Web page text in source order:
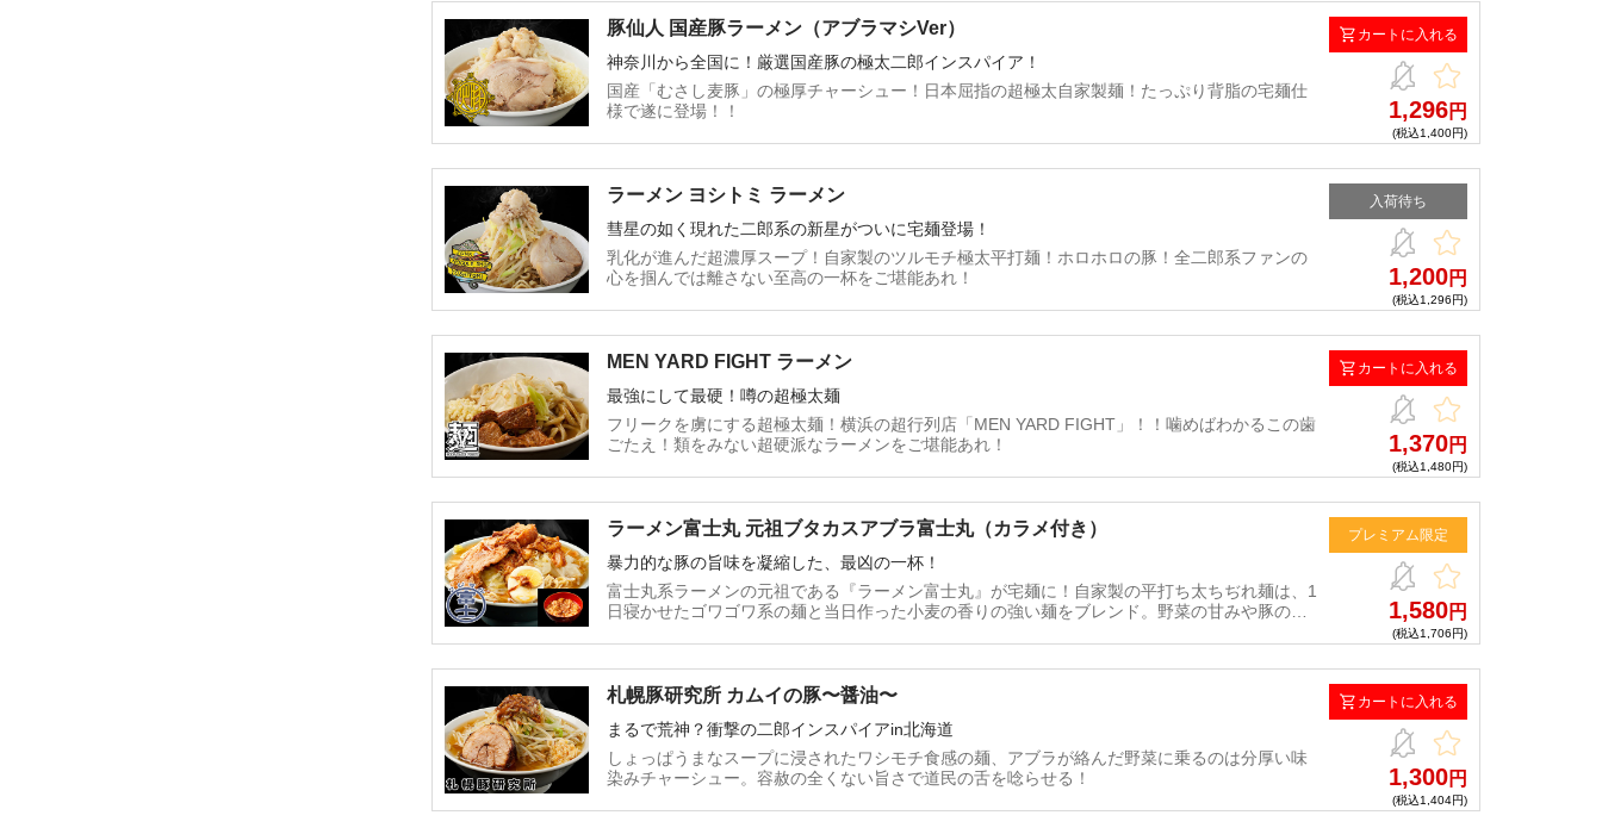
カートに入れる
豚仙人 国産豚ラーメン（アブラマシVer）
神奈川から全国に！厳選国産豚の極太二郎インスパイア！
国産「むさし麦豚」の極厚チャーシュー！日本屈指の超極太自家製麺！たっぷり背脂の宅麺仕
様で遂に登場！！
1,296円
(税込1,400円)
入荷待ち
ラーメン ヨシトミ ラーメン
彗星の如く現れた二郎系の新星がついに宅麺登場！
乳化が進んだ超濃厚スープ！自家製のツルモチ極太平打麺！ホロホロの豚！全二郎系ファンの
心を掴んでは離さない至高の一杯をご堪能あれ！
1,200円
(税込1,296円)
カートに入れる
MEN YARD FIGHT ラーメン
最強にして最硬！噂の超極太麺
フリークを虜にする超極太麺！横浜の超行列店「MEN YARD FIGHT」！！噛めばわかるこの歯
ごたえ！類をみない超硬派なラーメンをご堪能あれ！
1,370円
(税込1,480円)
プレミアム限定
ラーメン富士丸 元祖ブタカスアブラ富士丸（カラメ付き）
暴力的な豚の旨味を凝縮した、最凶の一杯！
富士丸系ラーメンの元祖である『ラーメン富士丸』が宅麺に！自家製の平打ち太ちぢれ麺は、1
日寝かせたゴワゴワ系の麺と当日作った小麦の香りの強い麺をブレンド。野菜の甘みや豚の旨
1,580円
(税込1,706円)
カートに入れる
札幌豚研究所 カムイの豚〜醤油〜
まるで荒神？衝撃の二郎インスパイアin北海道
しょっぱうまなスープに浸されたワシモチ食感の麺、アブラが絡んだ野菜に乗るのは分厚い味
染みチャーシュー。容赦の全くない旨さで道民の舌を唸らせる！
1,300円
(税込1,404円)